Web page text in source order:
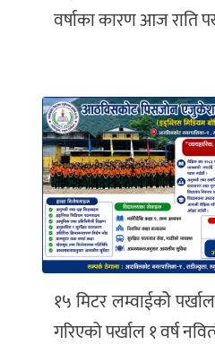
वर्षाका कारण आज राति
१५ मिटर लम्वाईकोे
गरिएको पर्खाल १ वर्ष